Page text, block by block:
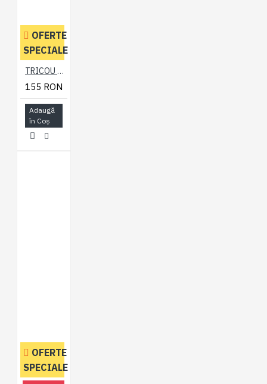
OFERTE
SPECIALE
TRICOU POLO DIN BUMBAC KAKI – POLO RAGLAN MARL KAKI 2XL 3XL 4XL 5XL 6XL 7XL
155 RON
Adaugă
în Coş
OFERTE
SPECIALE